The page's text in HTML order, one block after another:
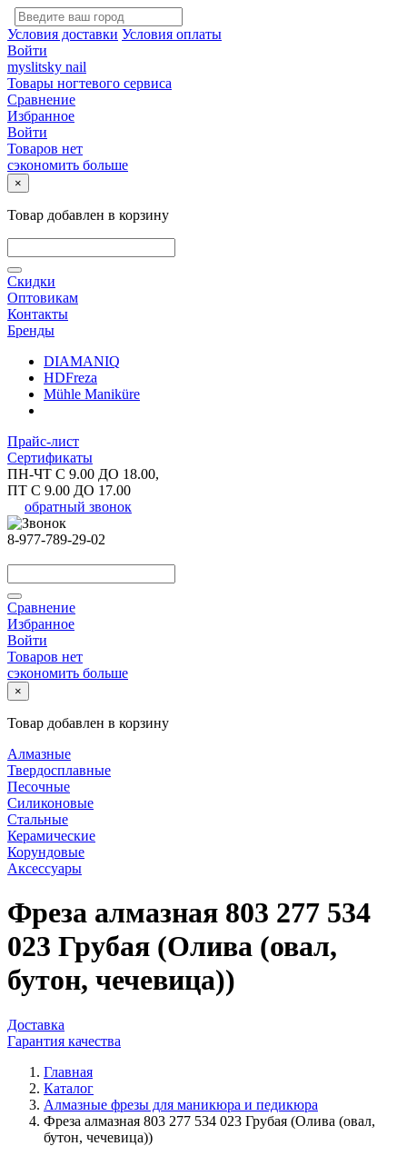
Условия доставки Условия оплаты
Войти
myslitsky nail
Товары ногтевого сервиса
Сравнение
Избранное
Войти
Товаров нет
сэкономить больше
×
Товар добавлен в корзину
Скидки
Оптовикам
Контакты
Бренды
DIAMANIQ
HDFreza
Mühle Maniküre
Прайс-лист
Сертификаты
ПН-ЧТ С 9.00 ДО 18.00,
ПТ С 9.00 ДО 17.00
обратный звонок
8-977-789-29-02
Сравнение
Избранное
Войти
Товаров нет
сэкономить больше
×
Товар добавлен в корзину
Алмазные
Твердосплавные
Песочные
Силиконовые
Стальные
Керамические
Корундовые
Аксессуары
Фреза алмазная 803 277 534
023 Грубая (Олива (овал,
бутон, чечевица))
Доставка
Гарантия качества
Главная
Каталог
Алмазные фрезы для маникюра и педикюра
Фреза алмазная 803 277 534 023 Грубая (Олива (овал,
бутон, чечевица))